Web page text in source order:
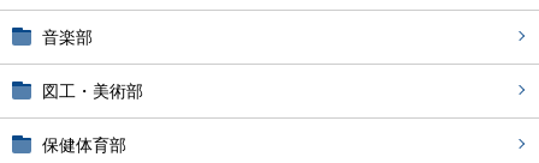
音楽部
図工・美術部
保健体育部